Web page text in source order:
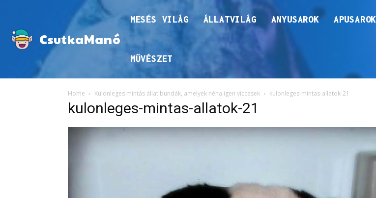
CsutkaManó
MESÉS VILÁG ÁLLATVILÁG ANYUSAROK APUSAROK
MŰVÉSZET
Home Különleges mintás állat bundák, amelyek néha igen viccesek kulonleges-mintas-allatok-21
kulonleges-mintas-allatok-21